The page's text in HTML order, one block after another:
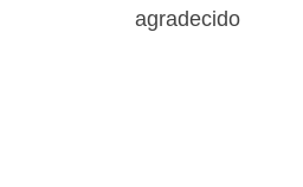
agradecido